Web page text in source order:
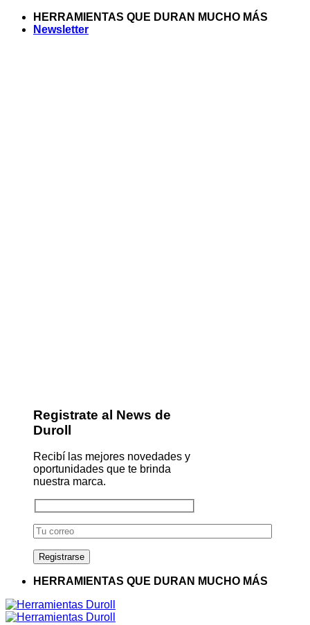
Saltar
HERRAMIENTAS QUE DURAN MUCHO MÁS
Newsletter
Registrate al News de
Duroll
Recibí las mejores novedades y
oportunidades que te brinda
nuestra marca.
HERRAMIENTAS QUE DURAN MUCHO MÁS